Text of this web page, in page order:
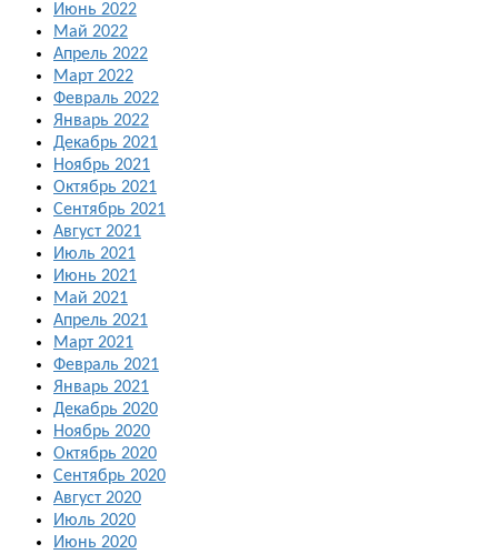
Июнь 2022
Май 2022
Апрель 2022
Март 2022
Февраль 2022
Январь 2022
Декабрь 2021
Ноябрь 2021
Октябрь 2021
Сентябрь 2021
Август 2021
Июль 2021
Июнь 2021
Май 2021
Апрель 2021
Март 2021
Февраль 2021
Январь 2021
Декабрь 2020
Ноябрь 2020
Октябрь 2020
Сентябрь 2020
Август 2020
Июль 2020
Июнь 2020